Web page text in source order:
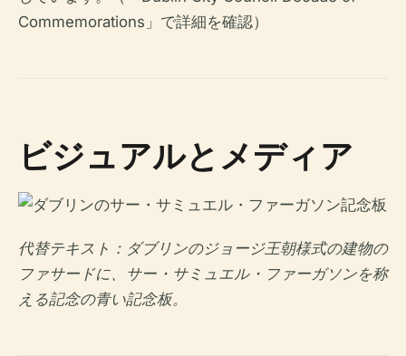
Commemorations」で詳細を確認）
ビジュアルとメディア
代替テキスト：ダブリンのジョージ王朝様式の建物の
ファサードに、サー・サミュエル・ファーガソンを称
える記念の青い記念板。